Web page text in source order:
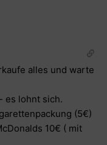
alles und warte
es lohnt sich.
(5€)
10€ ( mit